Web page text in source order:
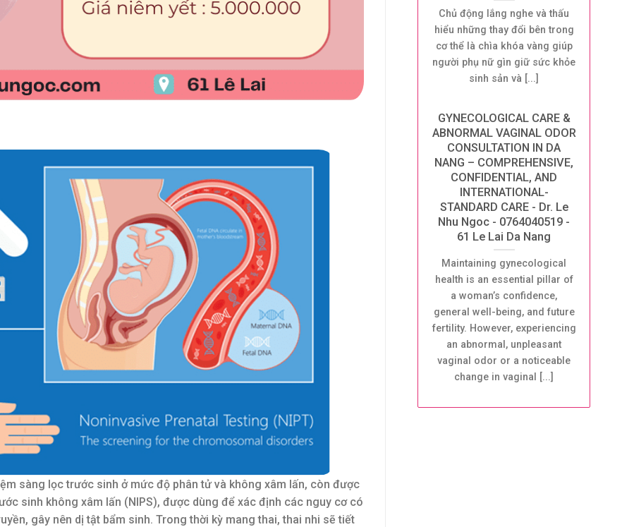
sàng lọc trước sinh ở mức độ phân tử và không xâm lấn, còn được
sinh không xâm lấn (NIPS), được dùng để xác định các nguy cơ có
gây nên dị tật bẩm sinh. Trong thời kỳ mang thai, thai nhi sẽ tiết
Chủ động lắng nghe và thấu
hiểu những thay đổi bên trong
cơ thể là chìa khóa vàng giúp
người phụ nữ gìn giữ sức khỏe
sinh sản và [...]
GYNECOLOGICAL CARE &
ABNORMAL VAGINAL ODOR
CONSULTATION IN DA
NANG – COMPREHENSIVE,
CONFIDENTIAL, AND
INTERNATIONAL-
STANDARD CARE - Dr. Le
Nhu Ngoc - 0764040519 -
61 Le Lai Da Nang
Maintaining gynecological
health is an essential pillar of
a woman’s confidence,
general well-being, and future
fertility. However, experiencing
an abnormal, unpleasant
vaginal odor or a noticeable
change in vaginal [...]